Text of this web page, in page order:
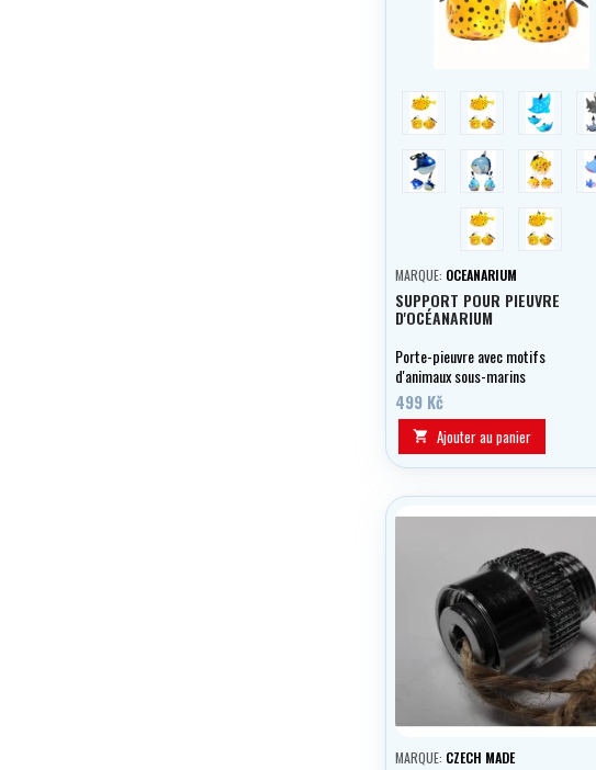
seahorse Boxfish Eagle
HumpbackMola Puffer
Turtle Medusa
MARQUE: OCEANARIUM
SUPPORT POUR PIEUVRE
D'OCÉANARIUM
Porte-pieuvre avec motifs
d'animaux sous-marins
499 Kč
 Ajouter au panier
MARQUE: CZECH MADE